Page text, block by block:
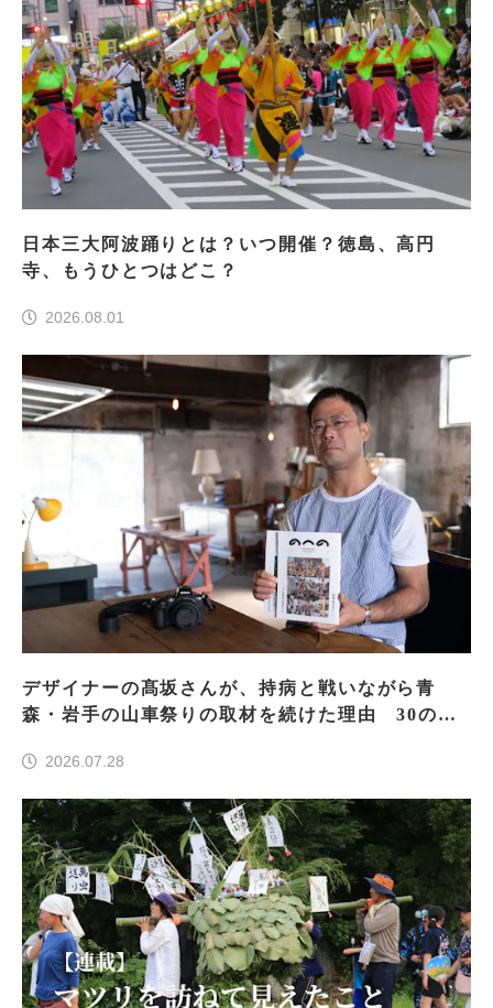
日本三大阿波踊りとは？いつ開催？徳島、高円
寺、もうひとつはどこ？
2026.08.01
デザイナーの髙坂さんが、持病と戦いながら青
森・岩手の山車祭りの取材を続けた理由 30の山
2026.07.28